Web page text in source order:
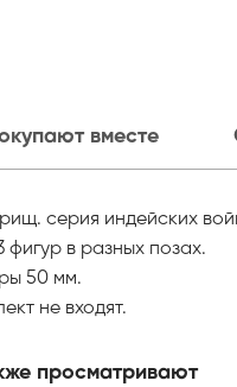
вместе
серия индейских
фигур в разных позах.
50 мм.
не входят.
просматривают